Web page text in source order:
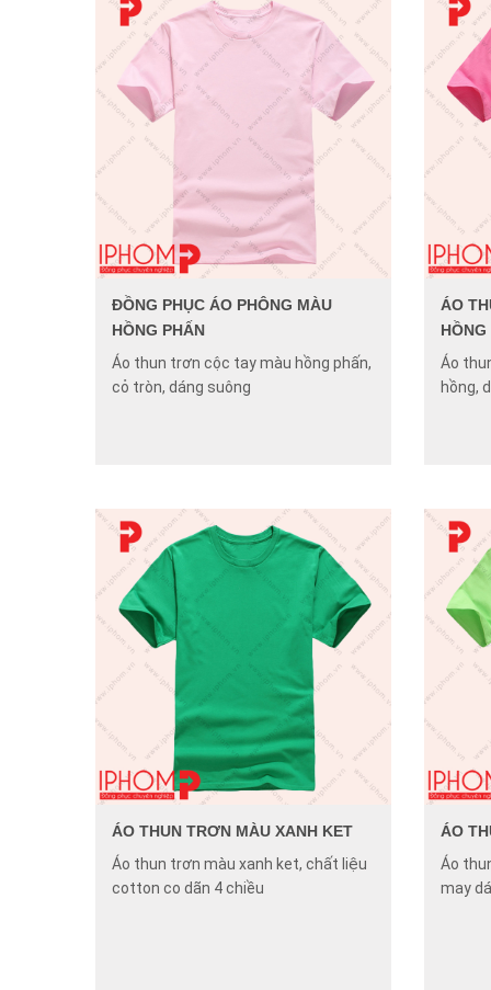
ĐỒNG PHỤC ÁO PHÔNG MÀU
HỒNG PHẤN
Áo thun trơn cộc tay màu hồng phấn,
cỏ tròn, dáng suông
ÁO
HỒNG
Áo
hồng,
ÁO THUN TRƠN MÀU XANH KET
Áo thun trơn màu xanh ket, chất liệu
cotton co dãn 4 chiều
ÁO
Áo
may